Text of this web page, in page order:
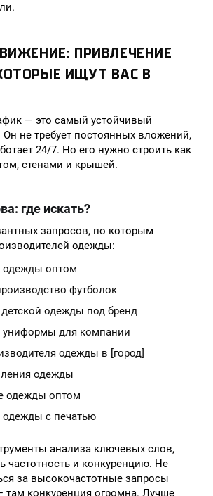
ПРИВЛЕЧЕНИЕ
ИЩУТ ВАС В
— это самый устойчивый
Он не требует постоянных вложений,
24/7. Но его нужно строить как
стенами и крышей.
где искать?
запросов, по которым
одежды:
одежды оптом
футболок
одежды под бренд
униформы для компании
одежды в [город]
одежды
одежды оптом
одежды с печатью
анализа ключевых слов,
частотность и конкуренцию. Не
за высокочастотные запросы
там конкуренция огромна. Лучше